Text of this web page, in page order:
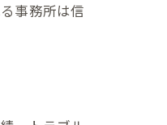
事務所は信